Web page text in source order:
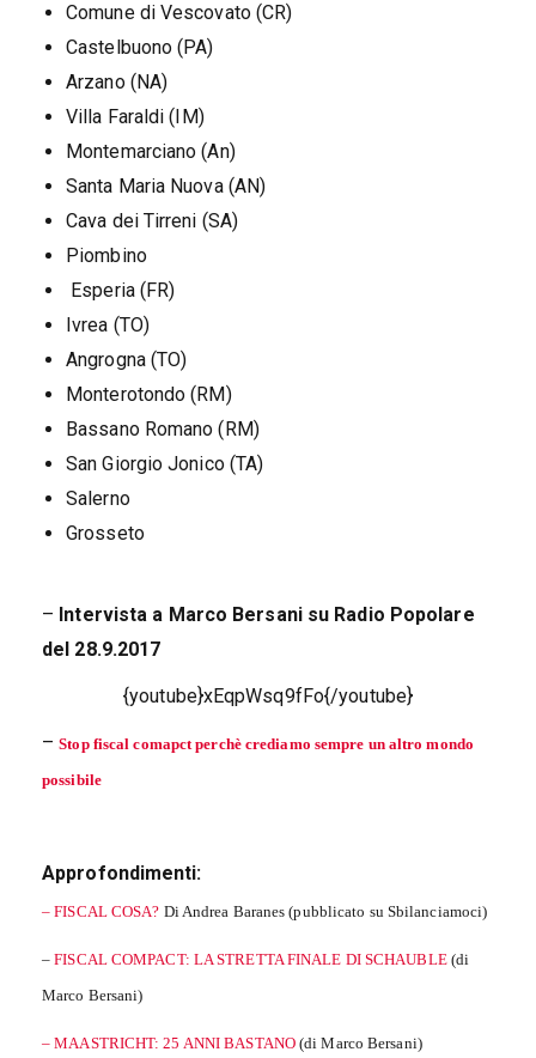
Comune di Vescovato (CR)
Castelbuono (PA)
Arzano (NA)
Villa Faraldi (IM)
Montemarciano (An)
Santa Maria Nuova (AN)
Cava dei Tirreni (SA)
Piombino
Esperia (FR)
Ivrea (TO)
Angrogna (TO)
Monterotondo (RM)
Bassano Romano (RM)
San Giorgio Jonico (TA)
Salerno
Grosseto
– Intervista a Marco Bersani su Radio Popolare
del 28.9.2017
{youtube}xEqpWsq9fFo{/youtube}
–Stop fiscal comapct perchè crediamo sempre un altro mondo
possibile
Approfondimenti:
– FISCAL COSA? Di Andrea Baranes (pubblicato su Sbilanciamoci)
–FISCAL COMPACT: LA STRETTA FINALE DI SCHAUBLE(di
Marco Bersani)
– MAASTRICHT: 25 ANNI BASTANO(di Marco Bersani)